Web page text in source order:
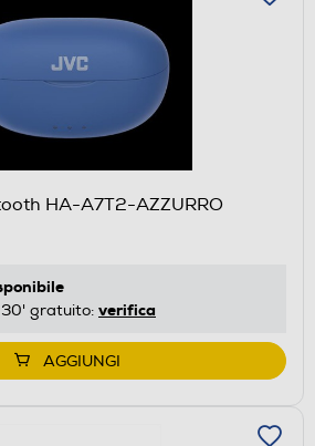
HA-A7T2-AZZURRO
30' gratuito: verifica
AGGIUNGI